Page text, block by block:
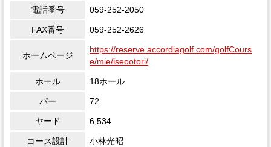
電話番号 059-252-2050
FAX番号 059-252-2626
ホームページ
https://reserve.accordiagolf.com/golfCours
e/mie/iseootori/
ホール 18ホール
パー 72
ヤード 6,534
コース設計 小林光昭